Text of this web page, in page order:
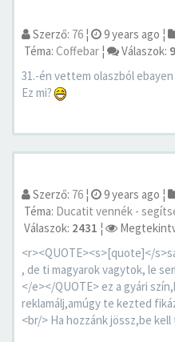
Szerző: 76 ¦ 9 years ago ¦
Téma: Coffebar ¦ Válaszok:
31.-én vettem olaszból
Ez mi?
Szerző: 76 ¦ 9 years ago ¦
Téma: Ducatit vennék -
Válaszok: 2431 ¦
<r><QUOTE><s>[quote]</
, de ti magyarok vagytok, le
</e></QUOTE> ez a gyári
reklamálj,amúgy te kezted
<br/> Ha hozzánk jössz,be